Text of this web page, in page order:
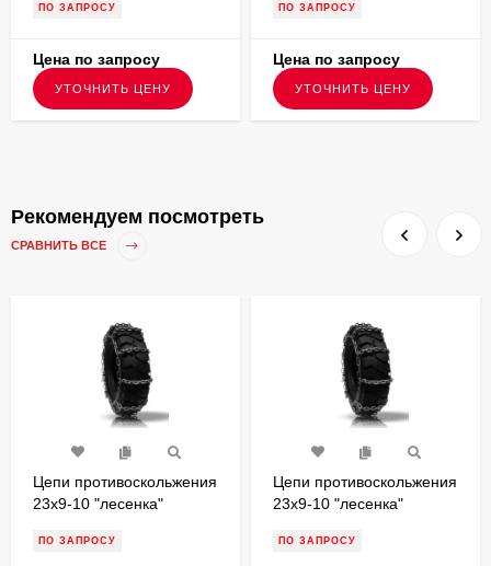
для вилочного
ПО ЗАПРОСУ
Цена по запросу
УТОЧНИТЬ ЦЕНУ
для вилочного
ПО ЗАПРОСУ
Цена по запросу
УТОЧНИТЬ ЦЕНУ
Рекомендуем посмотреть
СРАВНИТЬ ВСЕ
Цепи противоскольжения
23x9-10 "лесенка"
на шинах 23x9-10, для
ПО ЗАПРОСУ
Цепи противоскольжения
23x9-10 "лесенка"
,применимость на шинах
ПО ЗАПРОСУ